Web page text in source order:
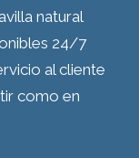
natural
24/7
al cliente
como en